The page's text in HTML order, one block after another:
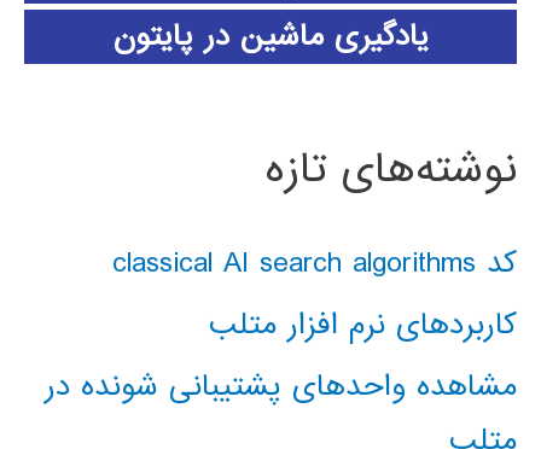
یادگیری ماشین در پایتون
نوشته‌های تازه
کد classical AI search algorithms
کاربردهای نرم افزار متلب
مشاهده واحدهای پشتیبانی شونده در